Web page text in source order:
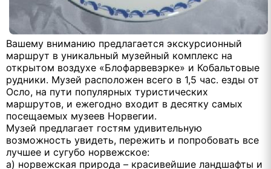
Вашему вниманию предлагается экскурсионный
маршрут в уникальный музейный комплекс на
открытом воздухе «Блофарвевэрке» и Кобальтовые
рудники. Музей расположен всего в 1,5 час. езды от
Осло, на пути популярных туристических
маршрутов, и ежегодно входит в десятку самых
посещаемых музеев Норвегии.
Музей предлагает гостям удивительную
возможность увидеть, пережить и попробовать все
лучшее и сугубо норвежское:
а) норвежская природа – красивейшие ландшафты и